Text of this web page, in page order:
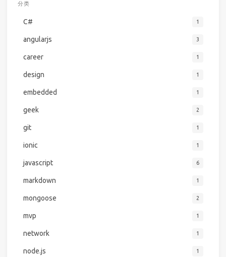
分类
C# 1
angularjs 3
career 1
design 1
embedded 1
geek 2
git 1
ionic 1
javascript 6
markdown 1
mongoose 2
mvp 1
network 1
node.js 1